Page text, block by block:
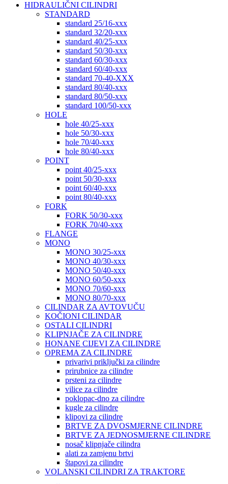
HIDRAULIČNI CILINDRI
STANDARD
standard 25/16-xxx
standard 32/20-xxx
standard 40/25-xxx
standard 50/30-xxx
standard 60/30-xxx
standard 60/40-xxx
standard 70-40-XXX
standard 80/40-xxx
standard 80/50-xxx
standard 100/50-xxx
HOLE
hole 40/25-xxx
hole 50/30-xxx
hole 70/40-xxx
hole 80/40-xxx
POINT
point 40/25-xxx
point 50/30-xxx
point 60/40-xxx
point 80/40-xxx
FORK
FORK 50/30-xxx
FORK 70/40-xxx
FLANGE
MONO
MONO 30/25-xxx
MONO 40/30-xxx
MONO 50/40-xxx
MONO 60/50-xxx
MONO 70/60-xxx
MONO 80/70-xxx
CILINDAR ZA AVTOVUČU
KOČIONI CILINDAR
OSTALI CILINDRI
KLIPNJAČE ZA CILINDRE
HONANE CIJEVI ZA CILINDRE
OPREMA ZA CILINDRE
privarivi priključki za cilindre
prirubnice za cilindre
prsteni za cilindre
vilice za cilindre
poklopac-dno za cilindre
kugle za cilindre
klipovi za cilindre
BRTVE ZA DVOSMJERNE CILINDRE
BRTVE ZA JEDNOSMJERNE CILINDRE
nosač klipnjače cilindra
alati za zamjenu brtvi
štapovi za cilindre
VOLANSKI CILINDRI ZA TRAKTORE